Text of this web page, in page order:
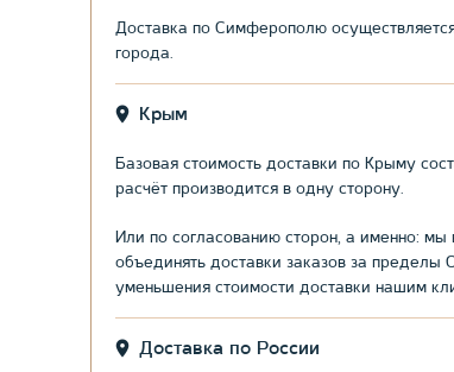
Доставка по Симферополю
города.
Крым
Базовая стоимость доставки по Крыму
расчёт производится в одну сторону.
Или по согласованию сторон, а именно: мы
объединять доставки заказов за
уменьшения стоимости доставки нашим
Доставка по России